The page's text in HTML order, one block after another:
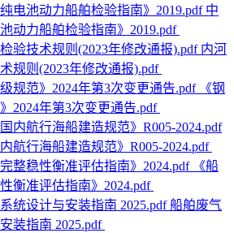
中
动力船舶检验指南》2019.pdf
内河
规则(2023年修改通报).pdf
《钢
2024年第3次变更通告.pdf
航行海船建造规范》R005-2024.pdf
《船
衡准评估指南》2024.pdf
船舶废气
装指南 2025.pdf